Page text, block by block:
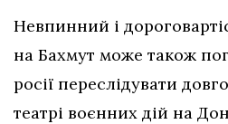
Невпинний і
на Бахмут може також
росії переслідувати
театрі воєнних дій на